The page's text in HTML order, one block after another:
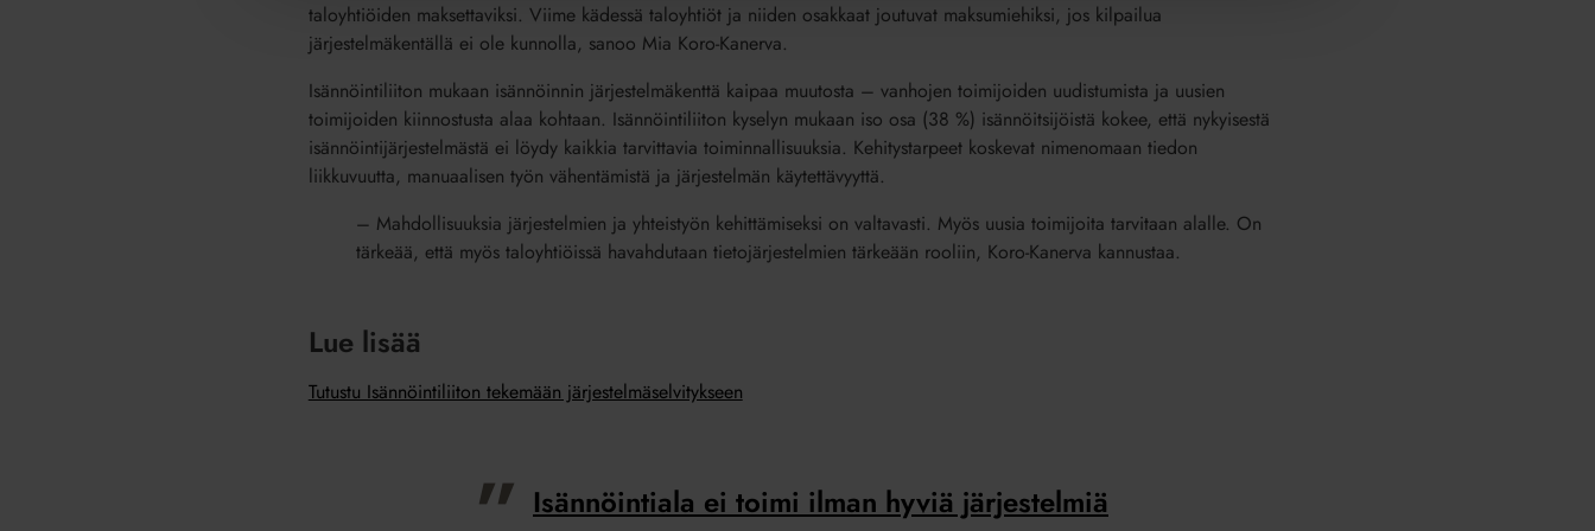
taloyhtiöiden maksettaviksi. Viime kädessä taloyhtiöt ja niiden osakkaat joutuvat maksumiehiksi, jos kilpailua
järjestelmäkentällä ei ole kunnolla, sanoo Mia Koro-Kanerva.
Isännöintiliiton mukaan isännöinnin järjestelmäkenttä kaipaa muutosta – vanhojen toimijoiden uudistumista ja uusien
toimijoiden kiinnostusta alaa kohtaan. Isännöintiliiton kyselyn mukaan iso osa (38 %) isännöitsijöistä kokee, että nykyisestä
isännöintijärjestelmästä ei löydy kaikkia tarvittavia toiminnallisuuksia. Kehitystarpeet koskevat nimenomaan tiedon
liikkuvuutta, manuaalisen työn vähentämistä ja järjestelmän käytettävyyttä.
– Mahdollisuuksia järjestelmien ja yhteistyön kehittämiseksi on valtavasti. Myös uusia toimijoita tarvitaan alalle. On
tärkeää, että myös taloyhtiöissä havahdutaan tietojärjestelmien tärkeään rooliin, Koro-Kanerva kannustaa.
Lue lisää
Tutustu Isännöintiliiton tekemään järjestelmäselvitykseen
Isännöintiala ei toimi ilman hyviä järjestelmiä